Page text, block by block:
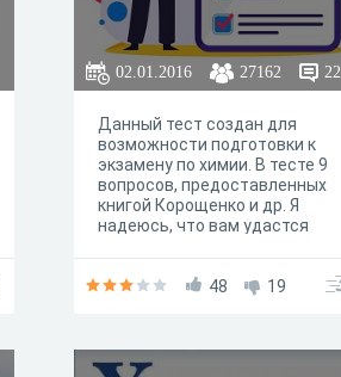
02.01.2016 27162 22
Данный тест создан для
возможности подготовки к
экзамену по химии. В тесте 9
вопросов, предоставленных
книгой Корощенко и др. Я
надеюсь, что вам удастся
48
19